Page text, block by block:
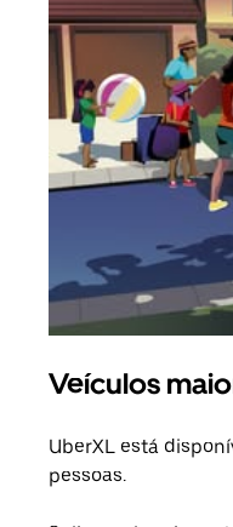
Veículos
UberXL está
pessoas.